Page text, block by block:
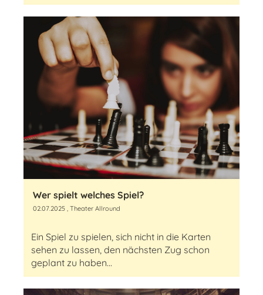
Wer spielt welches Spiel?
02.07.2025 , Theater Allround
Ein Spiel zu spielen, sich nicht in die Karten
sehen zu lassen, den nächsten Zug schon
geplant zu haben...